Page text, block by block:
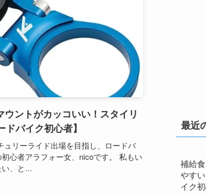
ントがカッコいい！スタイリ
バイク初心者】
ュリーライド出場を目指し、ロードバ
心者アラフォー女、nicoです。 私もい
、と...
最近
補給
やす
イク初